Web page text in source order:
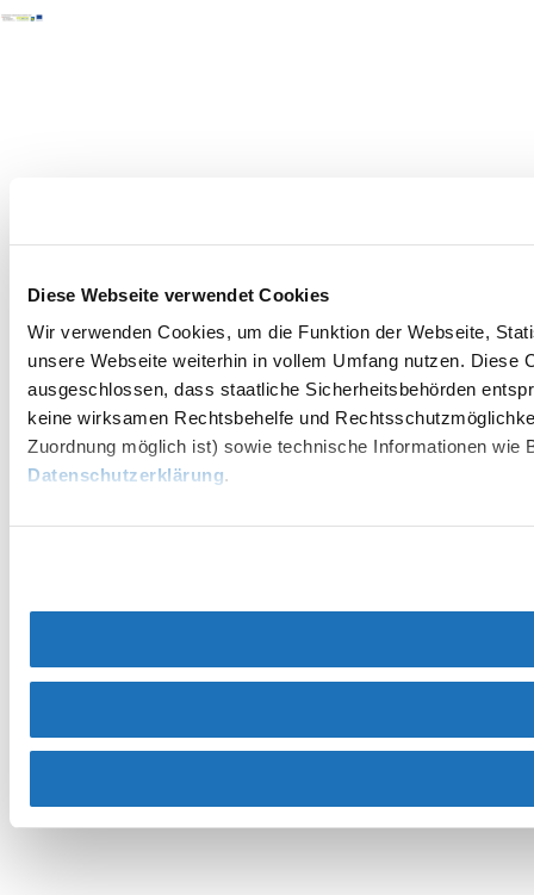
Diese Webseite verwendet Cookies
Wir verwenden Cookies, um die Funktion der Webseite,
unsere Webseite weiterhin in vollem Umfang nutzen.
ausgeschlossen, dass staatliche Sicherheitsbehörden
keine wirksamen Rechtsbehelfe und
Zuordnung möglich ist) sowie technische Informationen
Datenschutzerklärung.